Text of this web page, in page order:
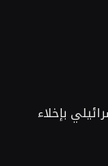
بإخلاء